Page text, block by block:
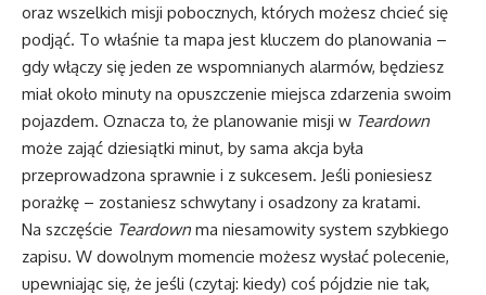
oraz wszelkich misji pobocznych, których możesz chcieć się
podjąć. To właśnie ta mapa jest kluczem do planowania –
gdy włączy się jeden ze wspomnianych alarmów, będziesz
miał około minuty na opuszczenie miejsca zdarzenia swoim
pojazdem. Oznacza to, że planowanie misji w Teardown
może zająć dziesiątki minut, by sama akcja była
przeprowadzona sprawnie i z sukcesem. Jeśli poniesiesz
porażkę – zostaniesz schwytany i osadzony za kratami.
Na szczęście Teardown ma niesamowity system szybkiego
zapisu. W dowolnym momencie możesz wysłać polecenie,
upewniając się, że jeśli (czytaj: kiedy) coś pójdzie nie tak,